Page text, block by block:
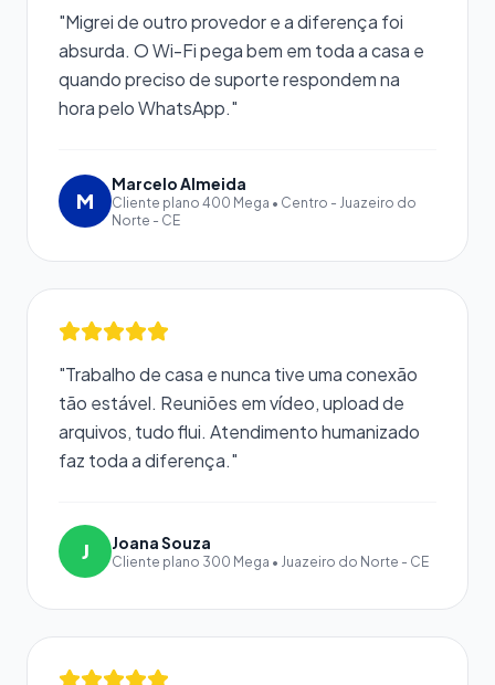
"Migrei de outro provedor e a diferença foi
absurda. O Wi-Fi pega bem em toda a casa e
quando preciso de suporte respondem na
hora pelo WhatsApp."
M
Marcelo Almeida
Cliente plano 400 Mega • Centro - Juazeiro do
Norte - CE
"Trabalho de casa e nunca tive uma conexão
tão estável. Reuniões em vídeo, upload de
arquivos, tudo flui. Atendimento humanizado
faz toda a diferença."
J Joana Souza
Cliente plano 300 Mega • Juazeiro do Norte - CE